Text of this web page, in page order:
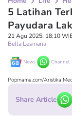
5 Latihan
Payudara
21 Agu 2025, 18:10
Bella Lesmana
News Channel
Popmama.com/Aristika
Share Article